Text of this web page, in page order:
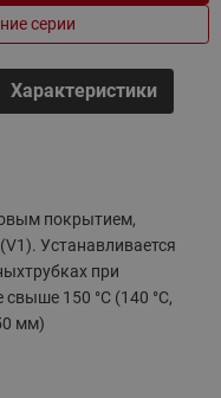
серии
Характеристики
покрытием,
Устанавливается
при
свыше 150 °C (140 °C,
мм)